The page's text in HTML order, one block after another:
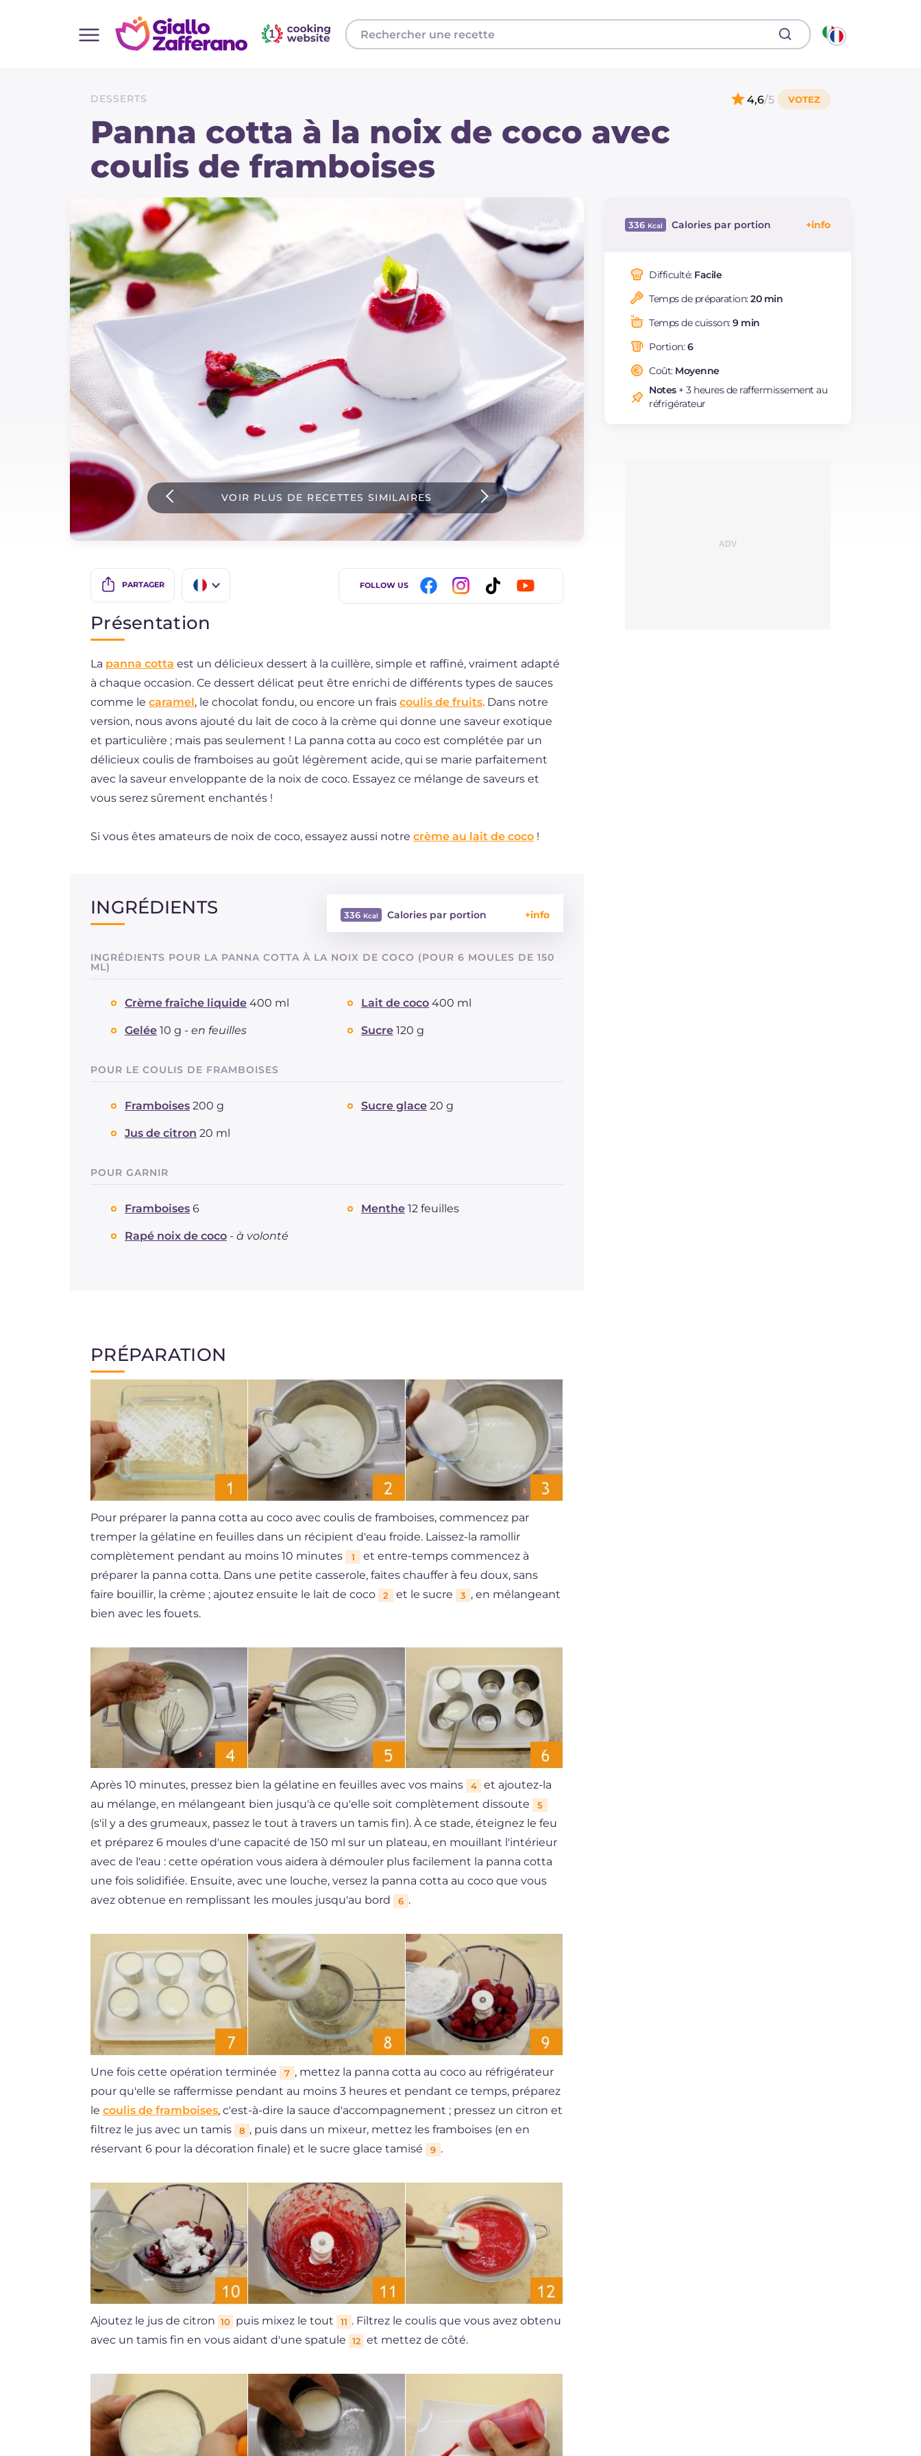
Toutes les recettes
Plats principaux
Accompagnement
Pizzas et focaccia
Gateaux et patisserie
Dernieres recettes
IT Website
Instagram
YouTube
DESSERTS
Panna cotta à la noix de coco avec
coulis de framboises
4,6/5
VOIR PLUS DE RECETTES SIMILAIRES
PARTAGER
ES
BR
NL
FOLLOW US
336 Calories par portion
Dont sucres
Protéine g
Graisses
saturés
Fibre
Cholestérol
Sodium
Difficulté: Facile
Temps de préparation:20 min
Temps de cuisson:9 min
Portion:6
Coût: Moyenne
Notes+ 3 heures de raffermissement au
réfrigérateur
Présentation
La panna cotta est un délicieux dessert à la cuillère, simple et raffiné, vraiment adapté
à chaque occasion. Ce dessert délicat peut être enrichi de différents types de sauces
comme le caramel, le chocolat fondu, ou encore un frais coulis de fruits. Dans notre
version, nous avons ajouté du lait de coco à la crème qui donne une saveur exotique
et particulière ; mais pas seulement ! La panna cotta au coco est complétée par un
délicieux coulis de framboises au goût légèrement acide, qui se marie parfaitement
avec la saveur enveloppante de la noix de coco. Essayez ce mélange de saveurs et
vous serez sûrement enchantés !
Si vous êtes amateurs de noix de coco, essayez aussi notre crème au lait de coco !
INGRÉDIENTS 336 Calories par portion
Glucides g 25.2
Protéine
dont acides gras saturés
INGRÉDIENTS POUR LA PANNA COTTA À LA NOIX DE COCO (POUR 6 MOULES DE 150
ML)
Crème fraîche liquide 400 ml Lait de coco 400 ml
Gelée 10 g - en feuilles Sucre 120 g
POUR LE COULIS DE FRAMBOISES
Framboises 200 g Sucre glace 20 g
Jus de citron 20 ml
POUR GARNIR
Framboises 6 Menthe 12 feuilles
Rapé noix de coco - à volonté
PRÉPARATION
Pour préparer la panna cotta au coco avec coulis de framboises, commencez par
tremper la gélatine en feuilles dans un récipient d'eau froide. Laissez-la ramollir
complètement pendant au moins 10 minutes
1
et entre-temps commencez à
préparer la panna cotta. Dans une petite casserole, faites chauffer à feu doux, sans
faire bouillir, la crème ; ajoutez ensuite le lait de coco
2 et le sucre 3 , en mélangeant
bien avec les fouets.
Après 10 minutes, pressez bien la gélatine en feuilles avec vos mains 4
et ajoutez-la
au mélange, en mélangeant bien jusqu'à ce qu'elle soit complètement dissoute
5
(s'il y a des grumeaux, passez le tout à travers un tamis fin). À ce stade, éteignez le feu
et préparez 6 moules d'une capacité de 150 ml sur un plateau, en mouillant l'intérieur
avec de l'eau : cette opération vous aidera à démouler plus facilement la panna cotta
une fois solidifiée. Ensuite, avec une louche, versez la panna cotta au coco que vous
avez obtenue en remplissant les moules jusqu'au bord
6 .
Une fois cette opération terminée 7 , mettez la panna cotta au coco au réfrigérateur
pour qu'elle se raffermisse pendant au moins 3 heures et pendant ce temps, préparez
le coulis de framboises, c'est-à-dire la sauce d'accompagnement ; pressez un citron et
filtrez le jus avec un tamis
8 , puis dans un mixeur, mettez les framboises (en en
réservant 6 pour la décoration finale) et le sucre glace tamisé
9 .
Ajoutez le jus de citron 10 puis mixez le tout 11 . Filtrez le coulis que vous avez obtenu
avec un tamis fin en vous aidant d'une spatule
12 et mettez de côté.